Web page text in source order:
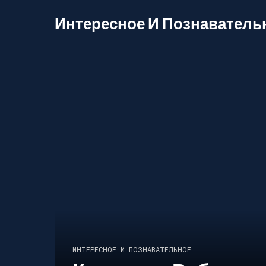
Интересное И
ИНТЕРЕСНОЕ И ПОЗНАВАТЕЛЬНОЕ